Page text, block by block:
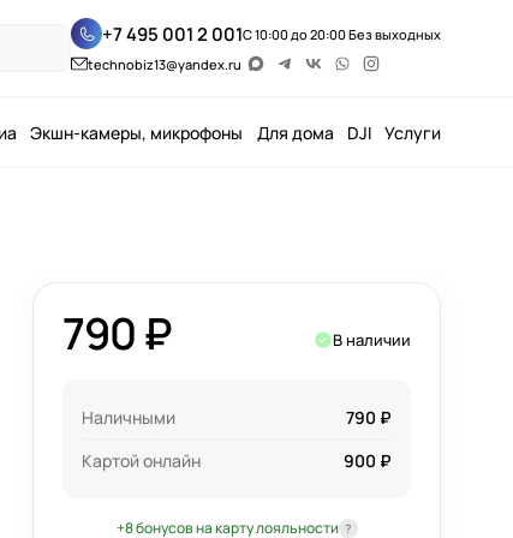
+7 495 001 2 001С 10:00 до 20:00 Без выходных
technobiz13@yandex.ru
Экшн-камеры, микрофоны Для дома DJI Услуги
790 ₽ В наличии
Наличными
790 ₽
Картой онлайн
900 ₽
+8 бонусов на карту лояльности ?